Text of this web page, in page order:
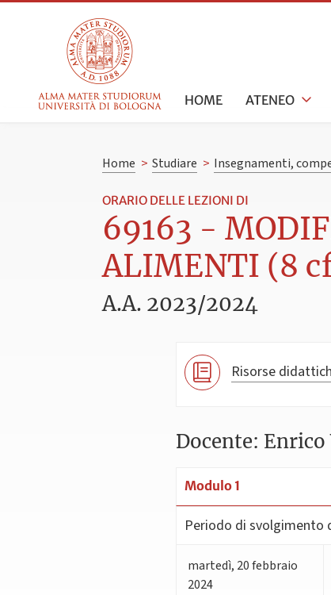
HOME ATENEO
Home > Studiare > Insegnamenti,
ORARIO DELLE LEZIONI DI
69163 -
ALIMENTI (8
A.A. 2023/2024
Risorse
Docente:
Modulo 1
Periodo di svolgimento
martedì, 20febbraio
2024